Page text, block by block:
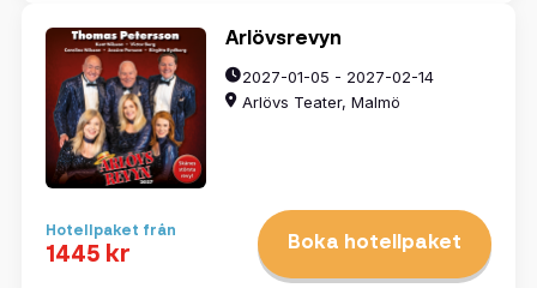
Arlövsrevyn
2027-01-05 - 2027-02-14
Arlövs Teater, Malmö
Hotellpaket från
1445 kr Boka hotellpaket